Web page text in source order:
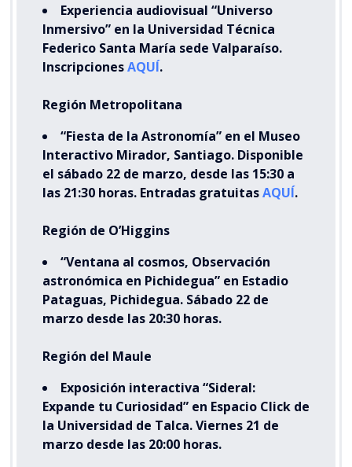
Experiencia audiovisual “Universo
Inmersivo” en la Universidad Técnica
Federico Santa María sede Valparaíso.
InscripcionesAQUÍ.
Región Metropolitana
“Fiesta de la Astronomía” en el Museo
Interactivo Mirador, Santiago. Disponible
el sábado 22 de marzo, desde las 15:30 a
las 21:30 horas. Entradas gratuitasAQUÍ.
Región de O’Higgins
“Ventana al cosmos, Observación
astronómica en Pichidegua” en Estadio
Pataguas, Pichidegua. Sábado 22 de
marzo desde las 20:30 horas.
Región del Maule
Exposición interactiva “Sideral:
Expande tu Curiosidad” en Espacio Click de
la Universidad de Talca. Viernes 21 de
marzo desde las 20:00 horas.